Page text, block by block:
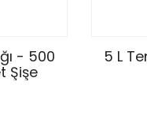
- 500
Şişe
5 L